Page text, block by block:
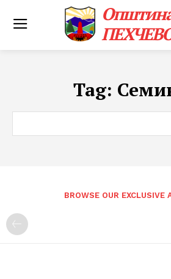
Tag:
BROWSE OUR EXCLUSIVE